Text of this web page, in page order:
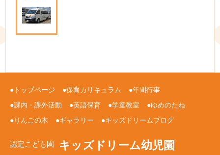
トップページ 保育カリキュラム
年間行事
課内・課外活動
英語保育 学童教室
ゆめのたね
りんごの木
ギャラリー キッズドリームブログ
認定こども園 キッズドリーム幼児園